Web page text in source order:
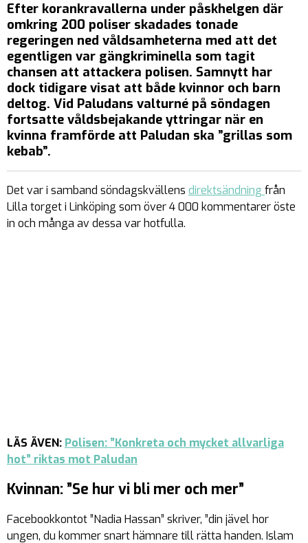
Efter korankravallerna under påskhelgen där
omkring 200 poliser skadades tonade
regeringen ned våldsamheterna med att det
egentligen var gängkriminella som tagit
chansen att attackera polisen. Samnytt har
dock tidigare visat att både kvinnor och barn
deltog. Vid Paludans valturné på söndagen
fortsatte våldsbejakande yttringar när en
kvinna framförde att Paludan ska ”grillas som
kebab”.
Det var i samband söndagskvällens direktsändning från
Lilla torget i Linköping som över 4 000 kommentarer öste
in och många av dessa var hotfulla.
LÄS ÄVEN: Polisen: ”Konkreta och mycket allvarliga
hot” riktas mot Paludan
Kvinnan: ”Se hur vi bli mer och mer”
Facebookkontot ”Nadia Hassan” skriver, ”din jävel hor
ungen, du kommer snart hämnare till rätta handen. Islam